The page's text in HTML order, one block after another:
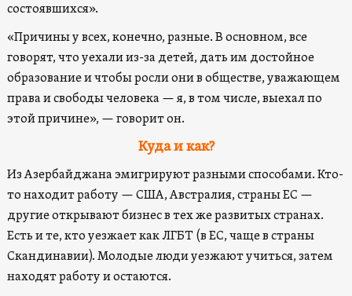
состоявшихся».
«Причины у всех, конечно, разные. В основном, все
говорят, что уехали из-за детей, дать им достойное
образование и чтобы росли они в обществе, уважающем
права и свободы человека — я, в том числе, выехал по
этой причине», — говорит он.
Куда и как?
Из Азербайджана эмигрируют разными способами. Кто-
то находит работу — США, Австралия, страны ЕС —
другие открывают бизнес в тех же развитых странах.
Есть и те, кто уезжает как ЛГБТ (в ЕС, чаще в страны
Скандинавии). Молодые люди уезжают учиться, затем
находят работу и остаются.